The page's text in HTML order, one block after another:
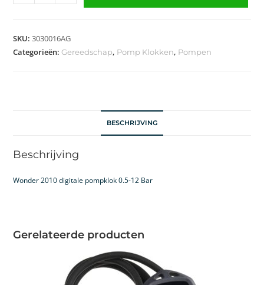
SKU:3030016AG
Categorieën:Gereedschap, Pomp Klokken, Pompen
BESCHRIJVING
Beschrijving
Wonder 2010 digitale pompklok 0.5-12 Bar
Gerelateerde producten